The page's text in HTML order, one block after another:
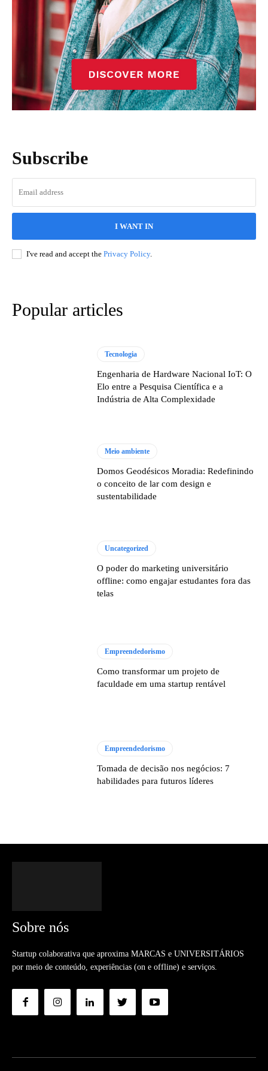
Subscribe
I WANT IN
I've read and accept the Privacy Policy.
Popular articles
Tecnologia
Engenharia de Hardware Nacional IoT: O
Elo entre a Pesquisa Científica e a
Indústria de Alta Complexidade
Meio ambiente
Domos Geodésicos Moradia: Redefinindo
o conceito de lar com design e
sustentabilidade
Uncategorized
O poder do marketing universitário
offline: como engajar estudantes fora das
telas
Empreendedorismo
Como transformar um projeto de
faculdade em uma startup rentável
Empreendedorismo
Tomada de decisão nos negócios: 7
habilidades para futuros líderes
Sobre nós
Startup colaborativa que aproxima MARCAS e UNIVERSITÁRIOS
por meio de conteúdo, experiências (on e offline) e serviços.